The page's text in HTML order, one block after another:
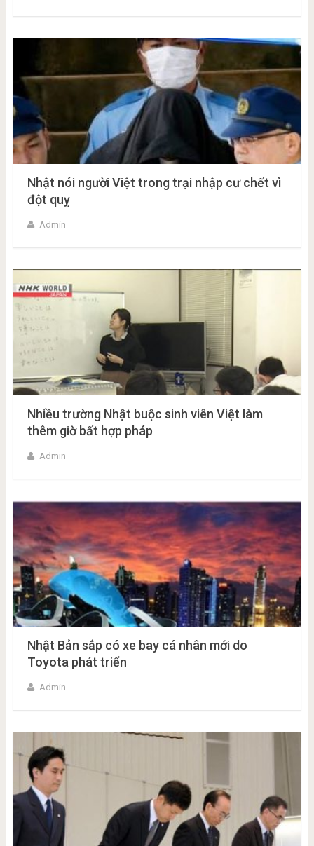
Nhật nói người Việt trong trại nhập cư chết vì
đột quỵ
Admin
Nhiều trường Nhật buộc sinh viên Việt làm
thêm giờ bất hợp pháp
Admin
Nhật Bản sắp có xe bay cá nhân mới do
Toyota phát triển
Admin